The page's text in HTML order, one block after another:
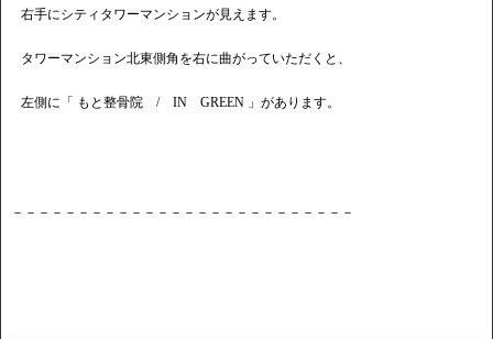
右手にシティタワーマンションが見えます。
タワーマンション北東側角を右に曲がっていただくと、
左側に「 もと整骨院 / IN GREEN 」があります。
－－－－－－－－－－－－－－－－－－－－－－－－－－